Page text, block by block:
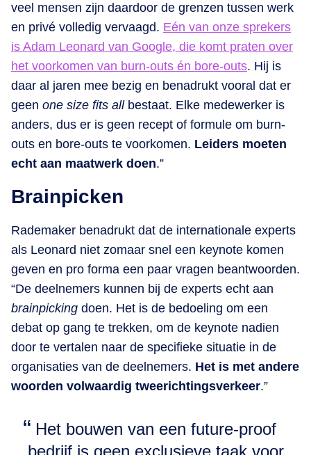
veel mensen zijn daardoor de grenzen tussen werk
en privé volledig vervaagd. Eén van onze sprekers
is Adam Leonard van Google, die komt praten over
het voorkomen van burn-outs én bore-outs. Hij is
daar al jaren mee bezig en benadrukt vooral dat er
geen one size fits all bestaat. Elke medewerker is
anders, dus er is geen recept of formule om burn-
outs en bore-outs te voorkomen. Leiders moeten
echt aan maatwerk doen.”
Brainpicken
Rademaker benadrukt dat de internationale experts
als Leonard niet zomaar snel een keynote komen
geven en pro forma een paar vragen beantwoorden.
“De deelnemers kunnen bij de experts echt aan
brainpicking doen. Het is de bedoeling om een
debat op gang te trekken, om de keynote nadien
door te vertalen naar de specifieke situatie in de
organisaties van de deelnemers. Het is met andere
woorden volwaardig tweerichtingsverkeer.”
Het bouwen van een future-proof
bedrijf is geen exclusieve taak voor